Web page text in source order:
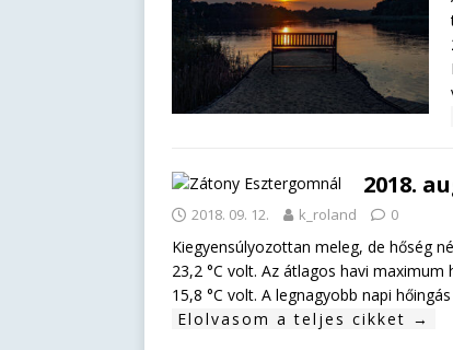
2018.
2018. 09. 12. k_roland 0
Kiegyensúlyozottan meleg, de hőség
23,2 °C volt. Az átlagos havi
15,8 °C volt. A legnagyobb napi
Elolvasom a teljes cikket →